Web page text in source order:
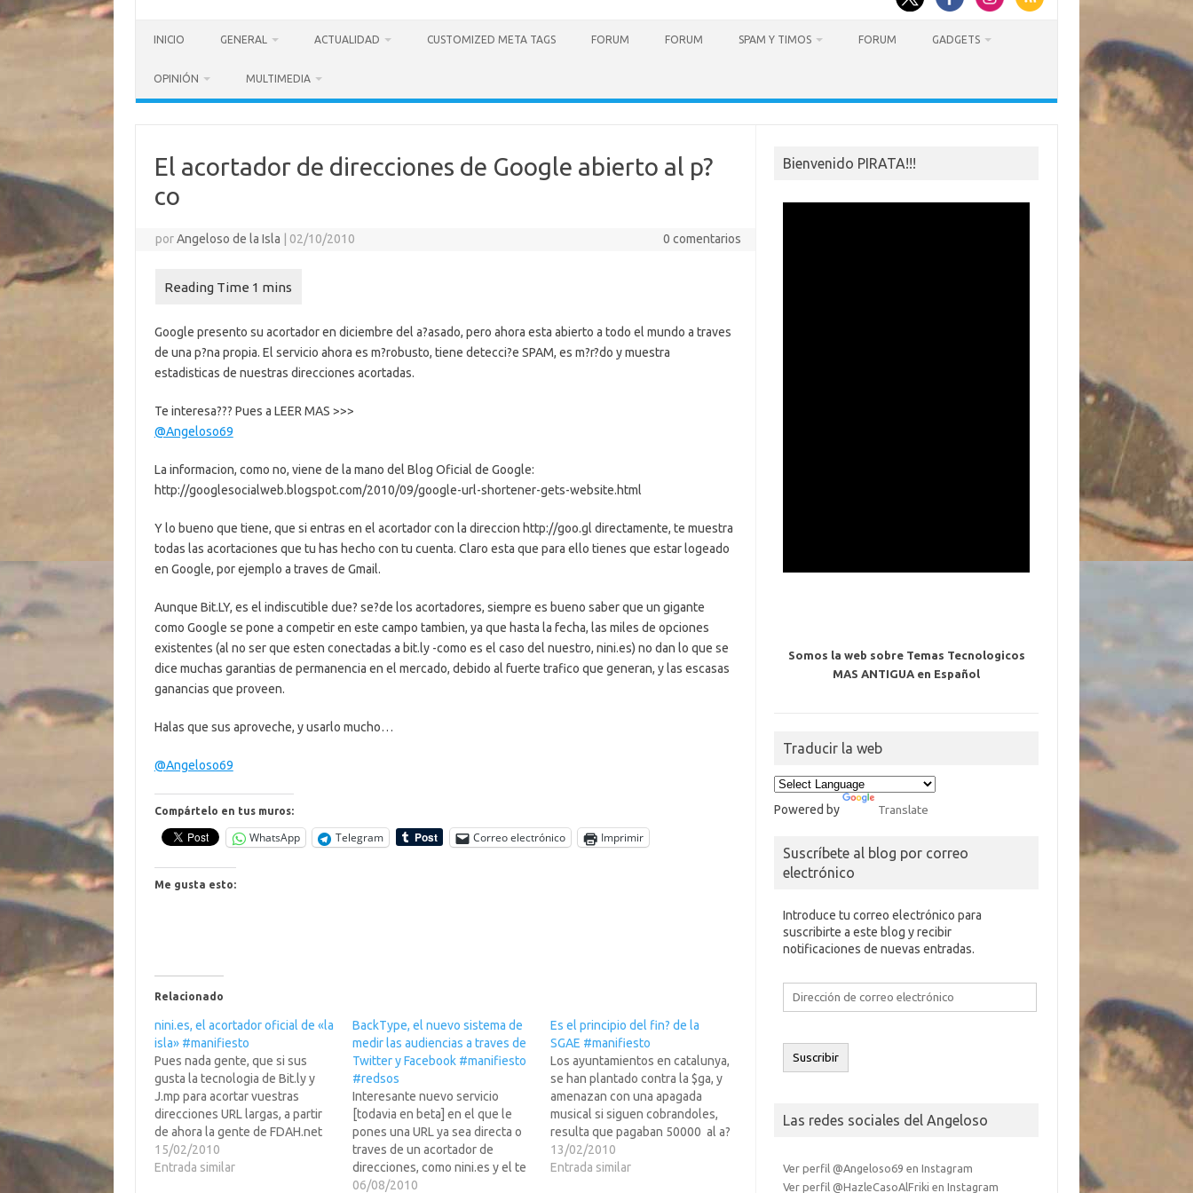
INICIO GENERAL ACTUALIDAD CUSTOMIZED META TAGS FORUM FORUM SPAM Y TIMOS FORUM GADGETS
OPINIÓN MULTIMEDIA
El acortador de direcciones de Google abierto al p?
co
porAngeloso de la Isla 02/10/2010 0 comentarios
Google presento su acortador en diciembre del a?asado, pero ahora esta abierto a todo el mundo a traves
de una p?na propia. El servicio ahora es m?robusto, tiene detecci?e SPAM, es m?r?do y muestra
estadisticas de nuestras direcciones acortadas.
Te interesa??? Pues a LEER MAS >>>
@Angeloso69
La informacion, como no, viene de la mano del Blog Oficial de Google:
http://googlesocialweb.blogspot.com/2010/09/google-url-shortener-gets-website.html
Y lo bueno que tiene, que si entras en el acortador con la direccion http://goo.gl directamente, te muestra
todas las acortaciones que tu has hecho con tu cuenta. Claro esta que para ello tienes que estar logeado
en Google, por ejemplo a traves de Gmail.
Aunque Bit.LY, es el indiscutible due? se?de los acortadores, siempre es bueno saber que un gigante
como Google se pone a competir en este campo tambien, ya que hasta la fecha, las miles de opciones
existentes (al no ser que esten conectadas a bit.ly -como es el caso del nuestro, nini.es) no dan lo que se
dice muchas garantias de permanencia en el mercado, debido al fuerte trafico que generan, y las escasas
ganancias que proveen.
Halas que sus aproveche, y usarlo mucho…
@Angeloso69
Compártelo en tus muros:
WhatsApp Telegram Correo electrónico Imprimir
Me gusta esto:
Relacionado
nini.es, el acortador oficial de «la
isla» #manifiesto
Pues nada gente, que si sus
gusta la tecnologia de Bit.ly y
J.mp para acortar vuestras
direcciones URL largas, a partir
de ahora la gente de FDAH.net
sus ofrece el primer acortador
de URL con dicha tecnologia
15/02/2010
Entrada similar
BackType, el nuevo sistema de
medir las audiencias a traves de
Twitter y Facebook #manifiesto
#redsos
Interesante nuevo servicio
[todavia en beta] en el que le
pones una URL ya sea directa o
traves de un acortador de
direcciones, como nini.es y el te
calcula la audiencia de la misma
06/08/2010
Es el principio del fin? de la
SGAE #manifiesto
Los ayuntamientos en catalunya,
se han plantado contra la $ga, y
amenazan con una apagada
musical si siguen cobrandoles,
resulta que pagaban 50000  al a?
y la cosa no esta para ir tirando
el dinero, mas cuando, como
13/02/2010
Entrada similar
Bienvenido PIRATA!!!
Somos la web sobre Temas Tecnologicos
MAS ANTIGUA en Español
Traducir la web
Powered by Translate
Suscríbete al blog por correo
electrónico
Introduce tu correo electrónico para
suscribirte a este blog y recibir
notificaciones de nuevas entradas.
Dirección
electrónico
Suscribir
Las redes sociales del Angeloso
Ver perfil @Angeloso69 en Instagram
Ver perfil @HazleCasoAlFriki en Instagram